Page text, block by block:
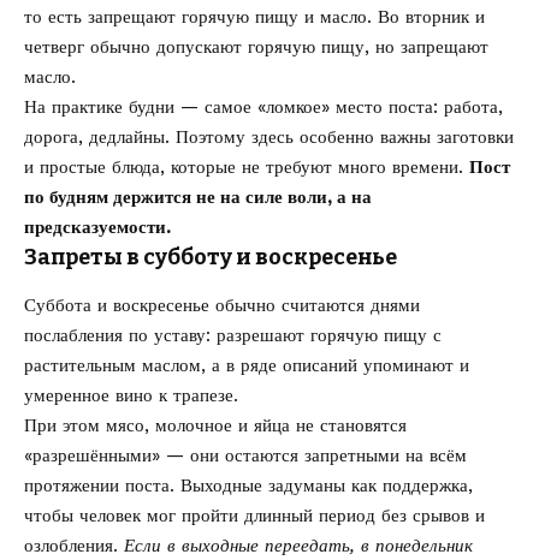
то есть запрещают горячую пищу и масло. Во вторник и
четверг обычно допускают горячую пищу, но запрещают
масло.
На практике будни — самое «ломкое» место поста: работа,
дорога, дедлайны. Поэтому здесь особенно важны заготовки
и простые блюда, которые не требуют много времени. Пост
по будням держится не на силе воли, а на
предсказуемости.
Запреты в субботу и воскресенье
Суббота и воскресенье обычно считаются днями
послабления по уставу: разрешают горячую пищу с
растительным маслом, а в ряде описаний упоминают и
умеренное вино к трапезе.
При этом мясо, молочное и яйца не становятся
«разрешёнными» — они остаются запретными на всём
протяжении поста. Выходные задуманы как поддержка,
чтобы человек мог пройти длинный период без срывов и
озлобления. Если в выходные переедать, в понедельник